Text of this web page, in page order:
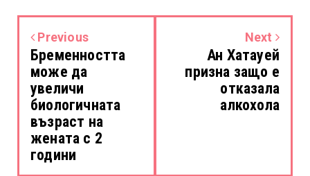
Previous
Бременността
може да
увеличи
биологичната
възраст на
жената с 2
години
Next
Ан Хатауей
призна защо е
отказала
алкохола